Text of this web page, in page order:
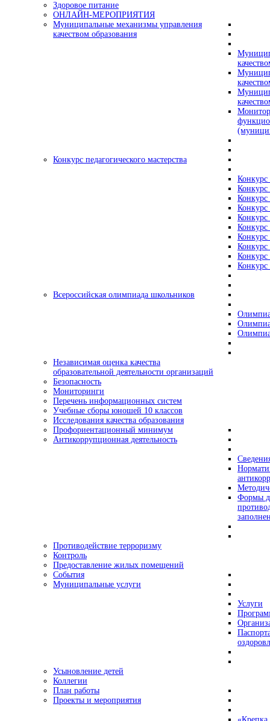
Здоровое питание
ОНЛАЙН-МЕРОПРИЯТИЯ
Муниципальные механизмы управления
качеством образования
Конкурс педагогического мастерства
Конкурс
Конкурс
Конкурс
Конкурс
Конкурс
Конкурс
Конкурс
Конкурс
Конкурс
Конкурс
Всероссийская олимпиада школьников
Независимая оценка качества
образовательной деятельности организаций
Безопасность
Мониторинги
Перечень информационных систем
Учебные сборы юношей 10 классов
Исследования качества образования
Профориентационный минимум
Антикоррупционная деятельность
Формы
Противодействие терроризму
Контроль
Предоставление жилых помещений
События
Муниципальные услуги
Услуги
Усыновление детей
Коллегии
План работы
Проекты и мероприятия